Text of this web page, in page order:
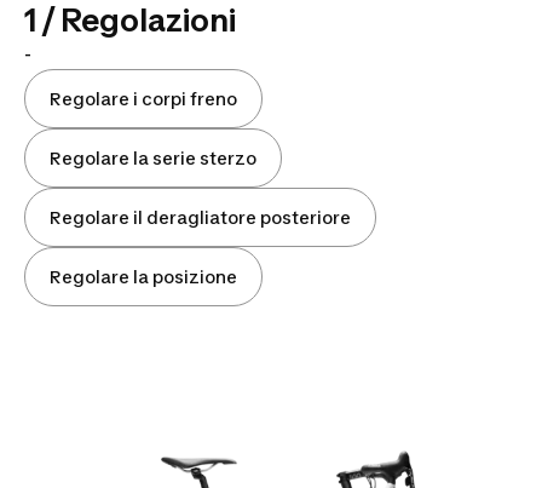
1 / Regolazioni
-
Regolare i corpi freno
Regolare la serie sterzo
Regolare il deragliatore posteriore
Regolare la posizione